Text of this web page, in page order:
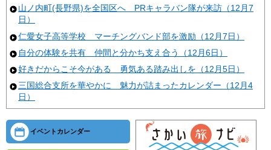
山ノ内町(長野県)を全国区へ PRキャラバン隊が来訪（12月7
日）
仁愛女子高等学校 マーチングバンド部を激励（12月7日）
自分の体験を共有 仲間と分かち支え合う（12月6日）
好きだからこそ今がある 勇気ある踏み出しを（12月5日）
三国総合支所を華やかに 魅力が詰まったカレンダー（12月4
日）
イベントカレンダー